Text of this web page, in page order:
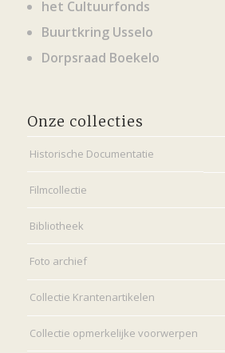
het Cultuurfonds
Buurtkring Usselo
Dorpsraad Boekelo
Onze collecties
Historische Documentatie
Filmcollectie
Bibliotheek
Foto archief
Collectie Krantenartikelen
Collectie opmerkelijke voorwerpen